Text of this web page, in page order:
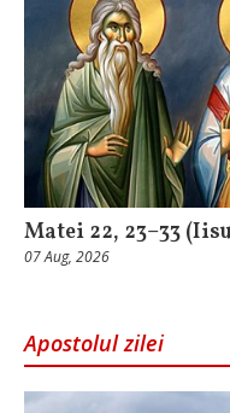
Matei 22, 23–33
07 Aug, 2026
Apostolul zilei